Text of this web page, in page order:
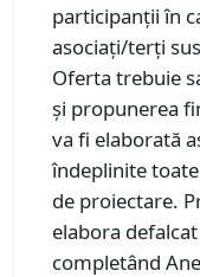
participanții în
asociați/terţi
Oferta trebuie
și propunerea
va fi elaborată
îndeplinite
de proiectare.
elabora
completând